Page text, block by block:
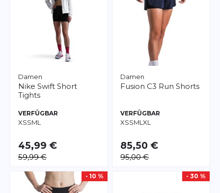
Damen
Nike Swift Short
Tights
VERFÜGBAR
XSSML
45,99 €
59,99 €
Damen
Fusion C3 Run Shorts
VERFÜGBAR
XSSML XL
85,50 €
95,00 €
- 10 % - 30 %